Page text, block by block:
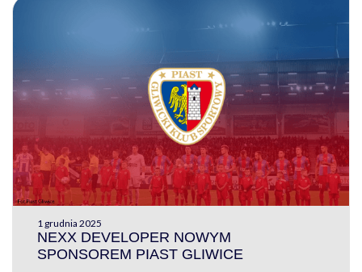
1 grudnia 2025
NEXX DEVELOPER NOWYM
SPONSOREM PIAST GLIWICE